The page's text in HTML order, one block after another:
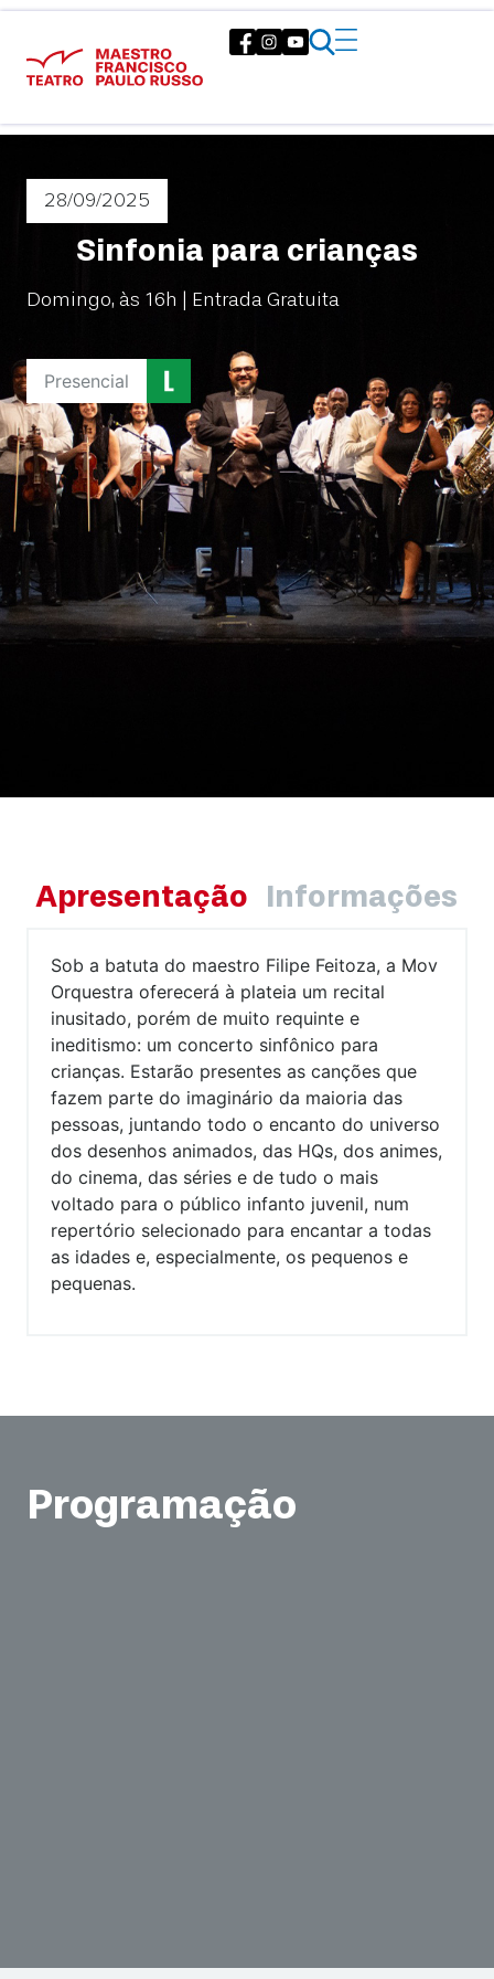
28/09/2025
Sinfonia para crianças
Domingo, às 16h | Entrada Gratuita
Presencial
Apresentação Informações
Sob a batuta do maestro Filipe Feitoza, a Mov
Orquestra oferecerá à plateia um recital
inusitado, porém de muito requinte e
ineditismo: um concerto sinfônico para
crianças. Estarão presentes as canções que
fazem parte do imaginário da maioria das
pessoas, juntando todo o encanto do universo
dos desenhos animados, das HQs, dos animes,
do cinema, das séries e de tudo o mais
voltado para o público infanto juvenil, num
repertório selecionado para encantar a todas
as idades e, especialmente, os pequenos e
pequenas.
Programação